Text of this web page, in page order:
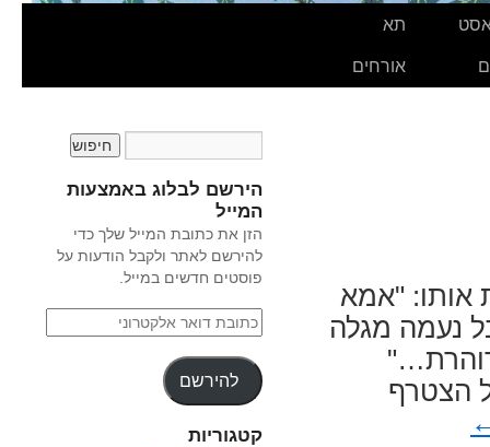
תא
אורחים
אותו: "אמא
נעמה מגלה
הצטרף
הירשם לבלוג באמצעות
המייל
הזן את כתובת המייל שלך כדי
להירשם לאתר ולקבל הודעות על
פוסטים חדשים במייל.
להירשם
קטגוריות